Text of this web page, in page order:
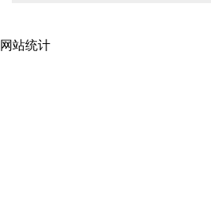
网站统计